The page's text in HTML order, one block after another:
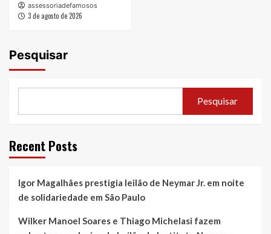
assessoriadefamosos
3 de agosto de 2026
Pesquisar
Pesquisar
Recent Posts
Igor Magalhães prestigia leilão de Neymar Jr. em noite
de solidariedade em São Paulo
Wilker Manoel Soares e Thiago Michelasi fazem